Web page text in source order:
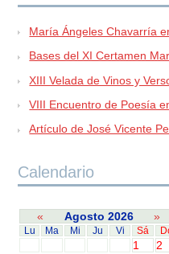
María Ángeles Chavarría
Bases del XI Certamen
XIII Velada de Vinos y
VIII Encuentro de Poesía
Artículo de José Vicente
Calendario
« Agosto 2026 »
Lu Ma Mi Ju Vi Sá
1
2